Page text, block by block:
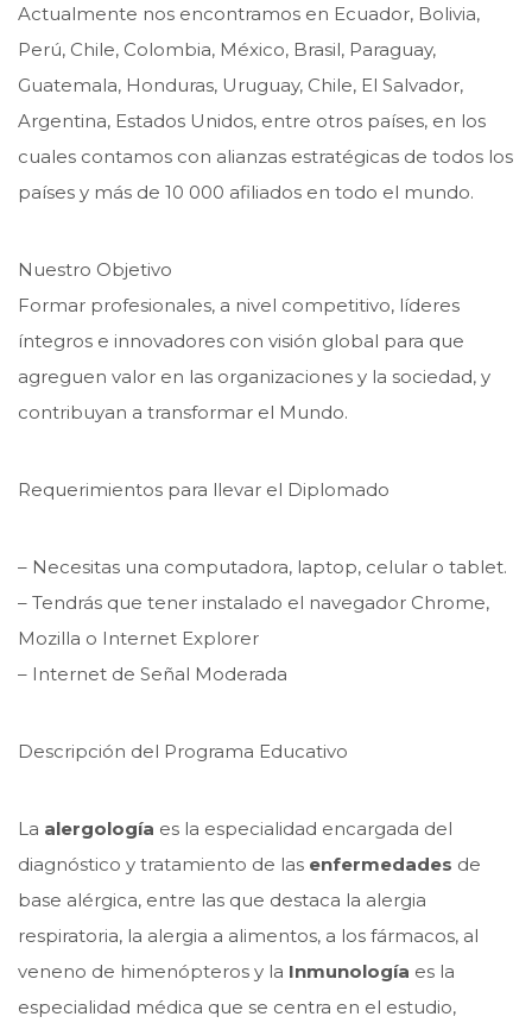
Actualmente nos encontramos en Ecuador, Bolivia,
Perú, Chile, Colombia, México, Brasil, Paraguay,
Guatemala, Honduras, Uruguay, Chile, El Salvador,
Argentina, Estados Unidos, entre otros países, en los
cuales contamos con alianzas estratégicas de todos los
países y más de 10 000 afiliados en todo el mundo.
Nuestro Objetivo
Formar profesionales, a nivel competitivo, líderes
íntegros e innovadores con visión global para que
agreguen valor en las organizaciones y la sociedad, y
contribuyan a transformar el Mundo.
Requerimientos para llevar el Diplomado
– Necesitas una computadora, laptop, celular o tablet.
– Tendrás que tener instalado el navegador Chrome,
Mozilla o Internet Explorer
– Internet de Señal Moderada
Descripción del Programa Educativo
La alergología es la especialidad encargada del
diagnóstico y tratamiento de las enfermedades de
base alérgica, entre las que destaca la alergia
respiratoria, la alergia a alimentos, a los fármacos, al
veneno de himenópteros y la Inmunología es la
especialidad médica que se centra en el estudio,